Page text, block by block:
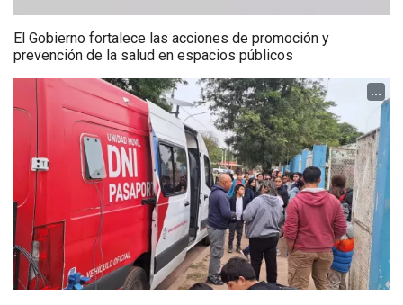
El Gobierno fortalece las acciones de promoción y
prevención de la salud en espacios públicos
...